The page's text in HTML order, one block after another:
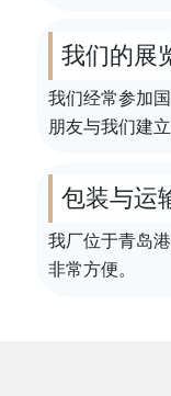
我们的展
我们经常参加
朋友与我们建
包装与运
我厂位于青岛
非常方便。